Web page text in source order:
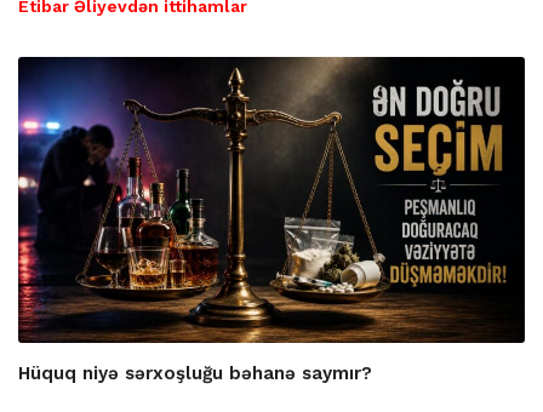
Etibar Əliyevdən ittihamlar
Hüquq niyə sərxoşluğu bəhanə saymır?